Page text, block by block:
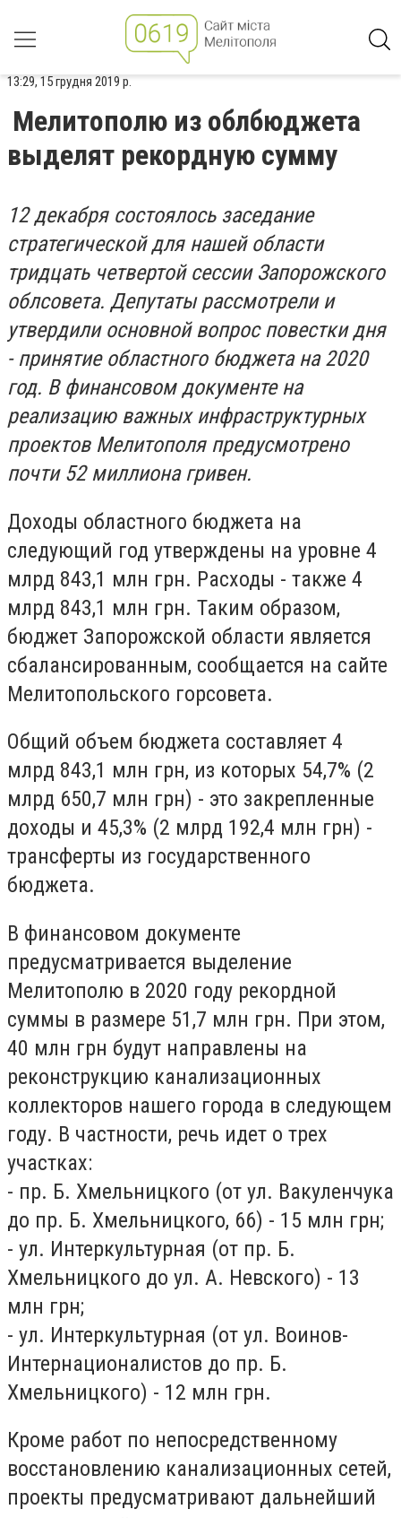
13:29, 15 грудня 2019 р.
Мелитополю из облбюджета
выделят рекордную сумму
12 декабря состоялось заседание
стратегической для нашей области
тридцать четвертой сессии Запорожского
облсовета. Депутаты рассмотрели и
утвердили основной вопрос повестки дня
- принятие областного бюджета на 2020
год. В финансовом документе на
реализацию важных инфраструктурных
проектов Мелитополя предусмотрено
почти 52 миллиона гривен.
Доходы областного бюджета на
следующий год утверждены на уровне 4
млрд 843,1 млн грн. Расходы - также 4
млрд 843,1 млн грн. Таким образом,
бюджет Запорожской области является
сбалансированным, сообщается на сайте
Мелитопольского горсовета.
Общий объем бюджета составляет 4
млрд 843,1 млн грн, из которых 54,7% (2
млрд 650,7 млн грн) - это закрепленные
доходы и 45,3% (2 млрд 192,4 млн грн) -
трансферты из государственного
бюджета.
В финансовом документе
предусматривается выделение
Мелитополю в 2020 году рекордной
суммы в размере 51,7 млн грн. При этом,
40 млн грн будут направлены на
реконструкцию канализационных
коллекторов нашего города в следующем
году. В частности, речь идет о трех
участках:
- пр. Б. Хмельницкого (от ул. Вакуленчука
до пр. Б. Хмельницкого, 66) - 15 млн грн;
- ул. Интеркультурная (от пр. Б.
Хмельницкого до ул. А. Невского) - 13
млн грн;
- ул. Интеркультурная (от ул. Воинов-
Интернационалистов до пр. Б.
Хмельницкого) - 12 млн грн.
Кроме работ по непосредственному
восстановлению канализационных сетей,
проекты предусматривают дальнейший